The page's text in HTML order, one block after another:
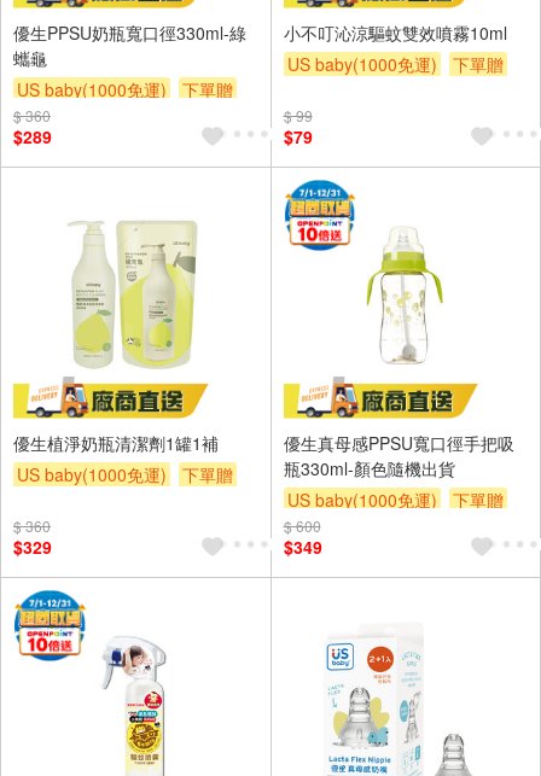
優生PPSU奶瓶寬口徑330ml-綠
蠵龜
US baby(1000免運)
下單贈
滿額贈
$ 360
$289
小不叮沁涼驅蚊雙效噴霧10ml
US baby(1000免運)
下單贈
$ 99
$79
優生植淨奶瓶清潔劑1罐1補
US baby(1000免運)
下單贈
$ 360
$329
優生真母感PPSU寬口徑手把吸
瓶330ml-顏色隨機出貨
US baby(1000免運)
下單贈
滿額贈
$ 600
$349